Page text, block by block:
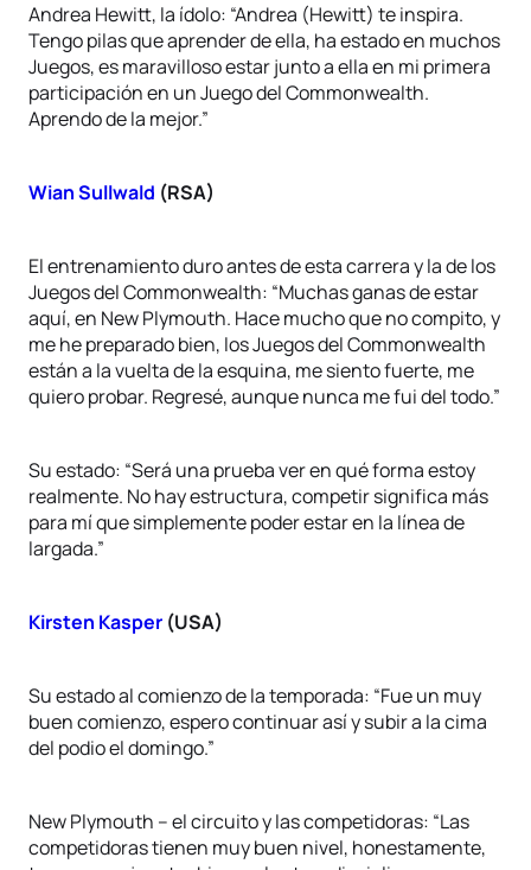
Andrea Hewitt, la ídolo: “Andrea (Hewitt) te inspira.
Tengo pilas que aprender de ella, ha estado en muchos
Juegos, es maravilloso estar junto a ella en mi primera
participación en un Juego del Commonwealth.
Aprendo de la mejor.”
Wian Sullwald (RSA)
El entrenamiento duro antes de esta carrera y la de los
Juegos del Commonwealth: “Muchas ganas de estar
aquí, en New Plymouth. Hace mucho que no compito, y
me he preparado bien, los Juegos del Commonwealth
están a la vuelta de la esquina, me siento fuerte, me
quiero probar. Regresé, aunque nunca me fui del todo.”
Su estado: “Será una prueba ver en qué forma estoy
realmente. No hay estructura, competir significa más
para mí que simplemente poder estar en la línea de
largada.”
Kirsten Kasper (USA)
Su estado al comienzo de la temporada: “Fue un muy
buen comienzo, espero continuar así y subir a la cima
del podio el domingo.”
New Plymouth – el circuito y las competidoras: “Las
competidoras tienen muy buen nivel, honestamente,